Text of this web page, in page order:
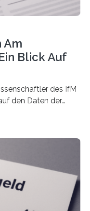
Am
Blick Auf
des IfM
den Daten der
von
nur die Gründungen
an der Spitze. In
Personen in eine
folgten die
Betrachtet man
– die Anzahl